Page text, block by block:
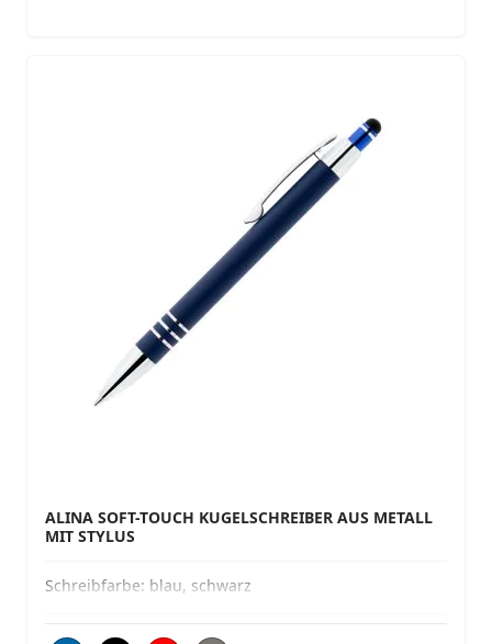
ALINA SOFT-TOUCH KUGELSCHREIBER AUS METALL
MIT STYLUS
Schreibfarbe: blau, schwarz